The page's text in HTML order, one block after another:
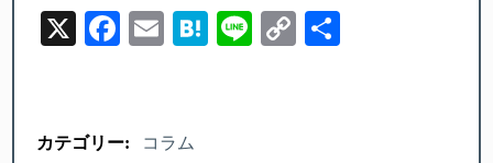
X Facebook
EmailHatenaLineCopy
カテゴリー: コラム